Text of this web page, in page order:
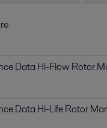
Data Hi-Flow Rotor
Data Hi-Life Rotor